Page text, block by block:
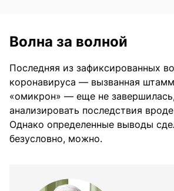
Волна за волной
Последняя из зафиксированных
коронавируса — вызванная
«омикрон» — еще не
анализировать последствия
Однако определенные выводы
безусловно, можно.